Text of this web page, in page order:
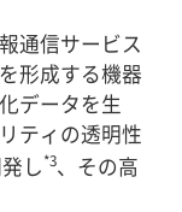
通信サービス
形成する機器
データを生
ティの透明性
し*3、その高